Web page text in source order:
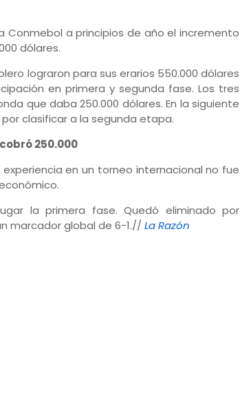
Conmebol a principios de año el incremento
dólares.
lograron para sus erarios 550.000 dólares
en primera y segunda fase. Los tres
que daba 250.000 dólares. En la siguiente
clasificar a la segunda etapa.
250.000
en un torneo internacional no fue
la primera fase. Quedó eliminado por
marcador global de 6-1.// La Razón